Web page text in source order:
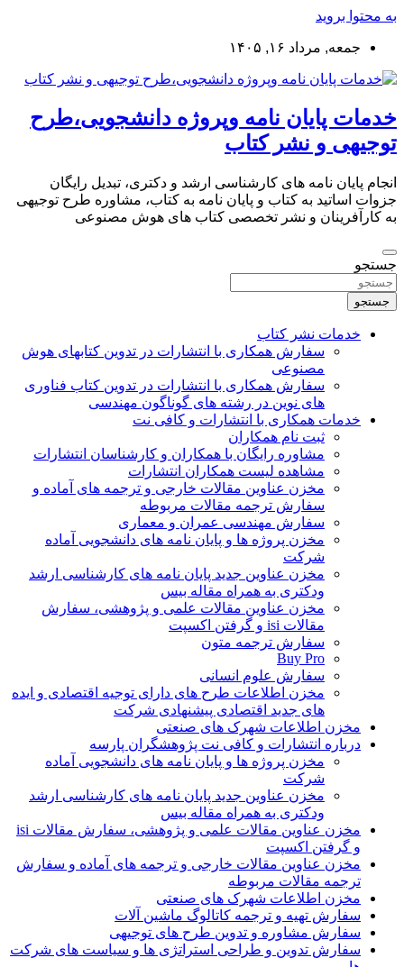
به محتوا بروید
جمعه, مرداد ۱۶, ۱۴۰۵
خدمات پایان نامه وپروژه دانشجویی،طرح
توجیهی و نشر کتاب
انجام پایان نامه های کارشناسی ارشد و دکتری، تبدیل رایگان
جزوات اساتید به کتاب و پایان نامه به کتاب، مشاوره طرح توجیهی
به کارآفرینان و نشر تخصصی کتاب های هوش مصنوعی
جستجو
جستجو
خدمات نشر کتاب
سفارش همکاری با انتشارات در تدوین کتابهای هوش
مصنوعی
سفارش همکاری با انتشارات در تدوین کتاب فناوری
های نوین در رشته های گوناگون مهندسی
خدمات همکاری با انتشارات و کافی نت
ثبت نام همکاران
مشاوره رایگان با همکاران و کارشناسان انتشارات
مشاهده لیست همکاران انتشارات
مخزن عناوین مقالات خارجی و ترجمه های آماده و
سفارش ترجمه مقالات مربوطه
سفارش مهندسی عمران و معماری
مخزن پروژه ها و پایان نامه های دانشجویی آماده
شرکت
مخزن عناوین جدید پایان نامه های کارشناسی ارشد
ودکتری به همراه مقاله بیس
مخزن عناوین مقالات علمی و پژوهشی، سفارش
مقالات isi و گرفتن اکسپت
سفارش ترجمه متون
Buy Pro
سفارش علوم انسانی
مخزن اطلاعات طرح های دارای توجیه اقتصادی و ایده
های جدید اقتصادی پیشنهادی شرکت
مخزن اطلاعات شهرک های صنعتی
درباره انتشارات و کافی نت پژوهشگران پارسه
مخزن پروژه ها و پایان نامه های دانشجویی آماده
شرکت
مخزن عناوین جدید پایان نامه های کارشناسی ارشد
ودکتری به همراه مقاله بیس
مخزن عناوین مقالات علمی و پژوهشی، سفارش مقالات isi
و گرفتن اکسپت
مخزن عناوین مقالات خارجی و ترجمه های آماده و سفارش
ترجمه مقالات مربوطه
مخزن اطلاعات شهرک های صنعتی
سفارش تهیه و ترجمه کاتالوگ ماشین آلات
سفارش مشاوره و تدوین طرح های توجیهی
سفارش تدوین و طراحی استراتژی ها و سیاست های شرکت